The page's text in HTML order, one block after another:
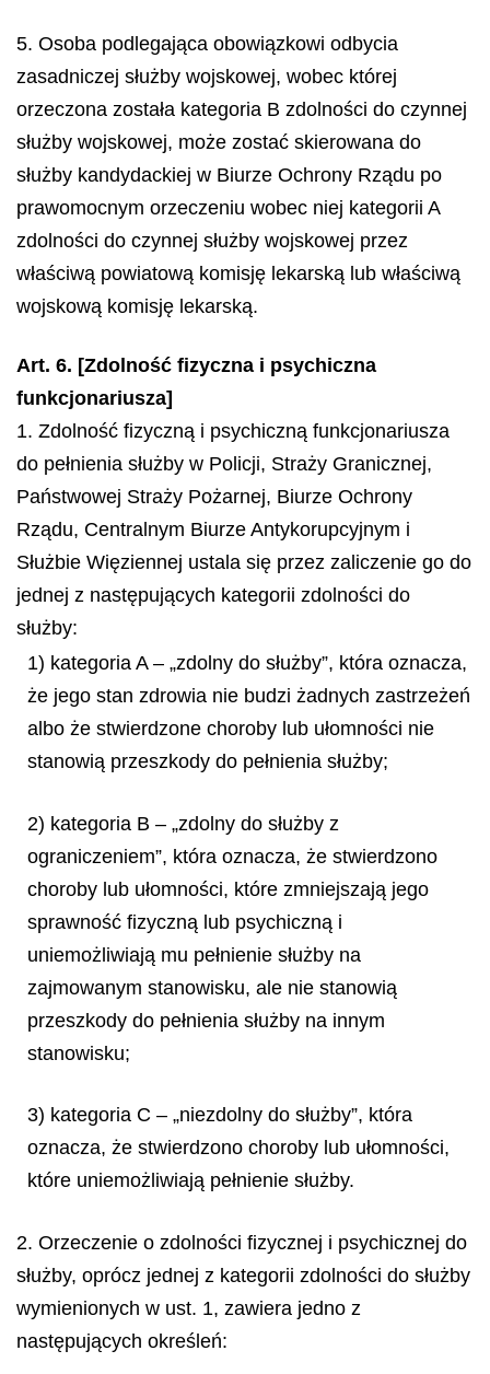
5. Osoba podlegająca obowiązkowi odbycia
zasadniczej służby wojskowej, wobec której
orzeczona została kategoria B zdolności do czynnej
służby wojskowej, może zostać skierowana do
służby kandydackiej w Biurze Ochrony Rządu po
prawomocnym orzeczeniu wobec niej kategorii A
zdolności do czynnej służby wojskowej przez
właściwą powiatową komisję lekarską lub właściwą
wojskową komisję lekarską.
Art. 6. [Zdolność fizyczna i psychiczna
funkcjonariusza]
1. Zdolność fizyczną i psychiczną funkcjonariusza
do pełnienia służby w Policji, Straży Granicznej,
Państwowej Straży Pożarnej, Biurze Ochrony
Rządu, Centralnym Biurze Antykorupcyjnym i
Służbie Więziennej ustala się przez zaliczenie go do
jednej z następujących kategorii zdolności do
służby:
1) kategoria A – „zdolny do służby”, która oznacza,
że jego stan zdrowia nie budzi żadnych zastrzeżeń
albo że stwierdzone choroby lub ułomności nie
stanowią przeszkody do pełnienia służby;
2) kategoria B – „zdolny do służby z
ograniczeniem”, która oznacza, że stwierdzono
choroby lub ułomności, które zmniejszają jego
sprawność fizyczną lub psychiczną i
uniemożliwiają mu pełnienie służby na
zajmowanym stanowisku, ale nie stanowią
przeszkody do pełnienia służby na innym
stanowisku;
3) kategoria C – „niezdolny do służby”, która
oznacza, że stwierdzono choroby lub ułomności,
które uniemożliwiają pełnienie służby.
2. Orzeczenie o zdolności fizycznej i psychicznej do
służby, oprócz jednej z kategorii zdolności do służby
wymienionych w ust. 1, zawiera jedno z
następujących określeń: